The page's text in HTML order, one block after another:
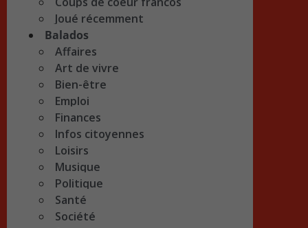
Joué récemment
Balados
Affaires
Art de vivre
Bien-être
Emploi
Finances
Infos citoyennes
Loisirs
Musique
Politique
Santé
Société